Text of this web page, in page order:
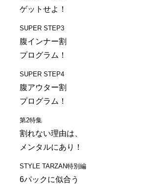
ゲットせよ！
SUPER STEP3
腹インナー割
プログラム！
SUPER STEP4
腹アウター割
プログラム！
第2特集
割れない理由は、
メンタルにあり！
STYLE TARZAN特別編
6パックに似合う